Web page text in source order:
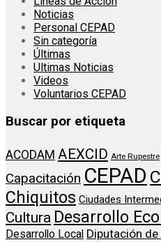
Noticias
Personal CEPAD
Sin categoría
Últimas
Ultimas Noticias
Videos
Voluntarios CEPAD
Buscar por etiqueta
ACODAM AEXCID Arte Rupestre
Capacitación CEPAD
Chiquitos Ciudades
Cultura Desarrollo
Desarrollo Local Diputación de